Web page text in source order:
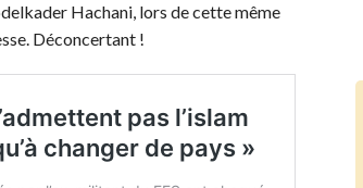
Hachani, lors de cette même
Déconcertant !